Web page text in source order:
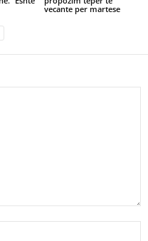
vecante per martese